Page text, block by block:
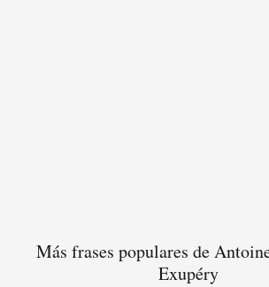
Más frases populares de
Exupéry